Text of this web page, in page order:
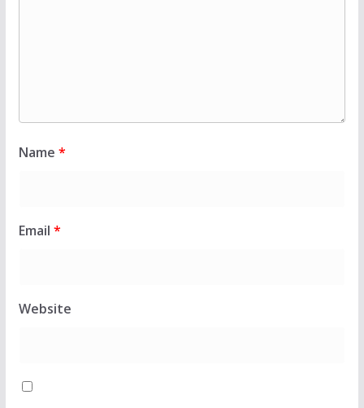
Name *
Email *
Website